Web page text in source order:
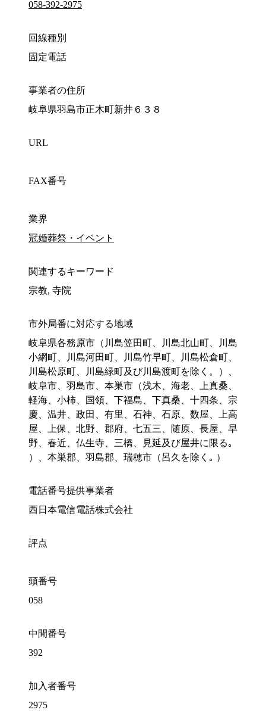
058-392-2975
回線種別
固定電話
事業者の住所
岐阜県羽島市正木町新井６３８
URL
FAX番号
業界
冠婚葬祭・イベント
関連するキーワード
宗教, 寺院
市外局番に対応する地域
岐阜県各務原市（川島笠田町、川島北山町、川島
小網町、川島河田町、川島竹早町、川島松倉町、
川島松原町、川島緑町及び川島渡町を除く。）、
岐阜市、羽島市、本巣市（浅木、海老、上真桑、
軽海、小柿、国領、下福島、下真桑、十四条、宗
慶、温井、政田、有里、石神、石原、数屋、上高
屋、上保、北野、郡府、七五三、随原、長屋、早
野、春近、仏生寺、三橋、見延及び屋井に限る｡
）、本巣郡、羽島郡、瑞穂市（呂久を除く｡ ）
電話番号提供事業者
西日本電信電話株式会社
評点
頭番号
058
中間番号
392
加入者番号
2975